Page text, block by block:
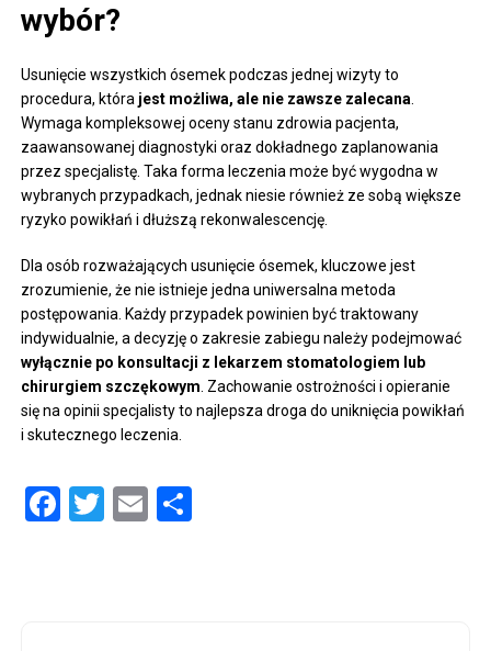
wybór?
Usunięcie wszystkich ósemek podczas jednej wizyty to
procedura, która jest możliwa, ale nie zawsze zalecana
Wymaga kompleksowej oceny stanu zdrowia pacjenta,
zaawansowanej diagnostyki oraz dokładnego zaplanowania
przez specjalistę. Taka forma leczenia może być wygodna w
wybranych przypadkach, jednak niesie również ze sobą większe
ryzyko powikłań i dłuższą rekonwalescencję.
Dla osób rozważających usunięcie ósemek, kluczowe jest
zrozumienie, że nie istnieje jedna uniwersalna metoda
postępowania. Każdy przypadek powinien być traktowany
indywidualnie, a decyzję o zakresie zabiegu należy podejmować
wyłącznie po konsultacji z lekarzem stomatologiem lub
chirurgiem szczękowym . Zachowanie ostrożności i opieranie
się na opinii specjalisty to najlepsza droga do uniknięcia powikłań
i skutecznego leczenia.
Facebook
Twitter
Email